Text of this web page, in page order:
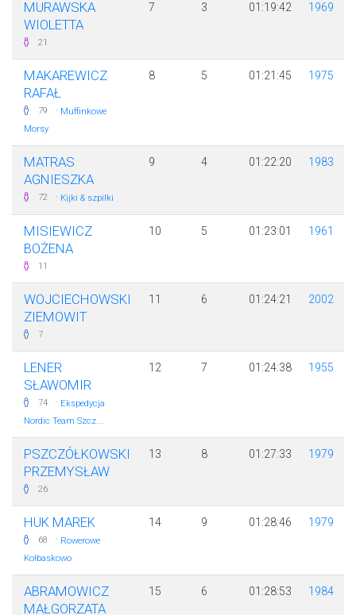
MURAWSKA
WIOLETTA
21
7 3 01:19:42 1969
MAKAREWICZ
RAFAŁ
79 · Muffinkowe
Morsy
8 5 01:21:45 1975
MATRAS
AGNIESZKA
72 · Kijki & szpilki
9 4 01:22:20 1983
MISIEWICZ
BOŻENA
11
10 5 01:23:01 1961
WOJCIECHOWSKI
ZIEMOWIT
7
11 6 01:24:21 2002
LENER
SŁAWOMIR
74 · Ekspedycja
Nordic Team Szcz...
12 7 01:24:38 1955
PSZCZÓŁKOWSKI
PRZEMYSŁAW
26
13 8 01:27:33 1979
HUK MAREK
68 · Rowerowe
Kołbaskowo
14 9 01:28:46 1979
ABRAMOWICZ
MAŁGORZATA
15 6 01:28:53 1984